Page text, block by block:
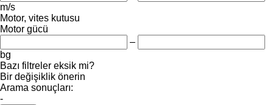
m/s
Motor, vites kutusu
Motor gücü
–
bg
Bazı filtreler eksik mi?
Bir değişiklik önerin
Arama sonuçları:
-